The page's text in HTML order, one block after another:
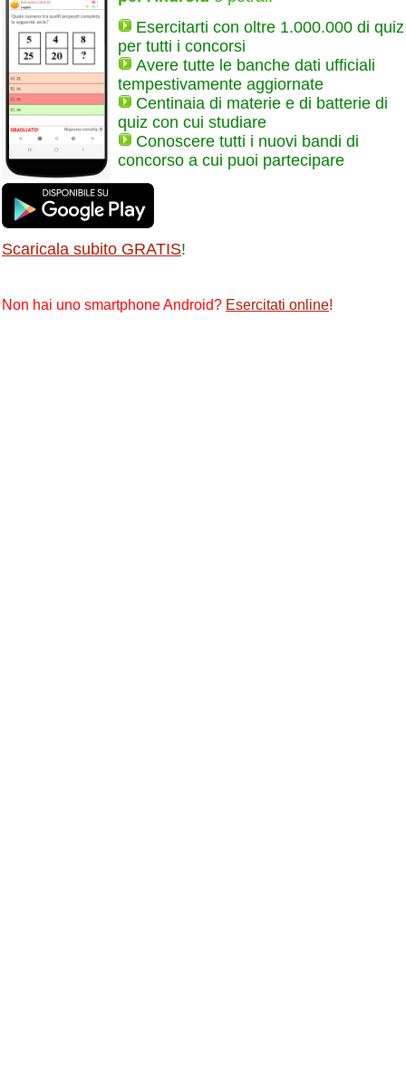
Esercitarti con oltre 1.000.000 di quiz
per tutti i concorsi
Avere tutte le banche dati ufficiali
tempestivamente aggiornate
Centinaia di materie e di batterie di
quiz con cui studiare
Conoscere tutti i nuovi bandi di
concorso a cui puoi partecipare
Scaricala subito GRATIS!
Non hai uno smartphone Android? Esercitati online!